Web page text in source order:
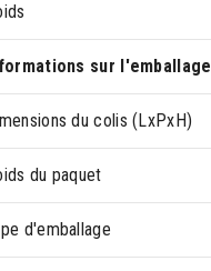
sur l'emballage
du colis (LxPxH)
du paquet
d'emballage